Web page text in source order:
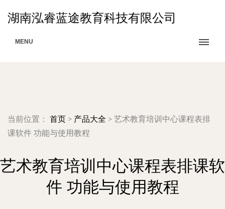
湖南泓睿蓝途教育科技有限公司
MENU
当前位置： 首页 > 产品大全 > 艺术教育培训中心课程表排
课软件 功能与使用教程
艺术教育培训中心课程表排课软
件 功能与使用教程